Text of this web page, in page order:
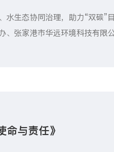
水生态协同治理，助力“双碳”
、张家港市华远环境科技有限
与责任》